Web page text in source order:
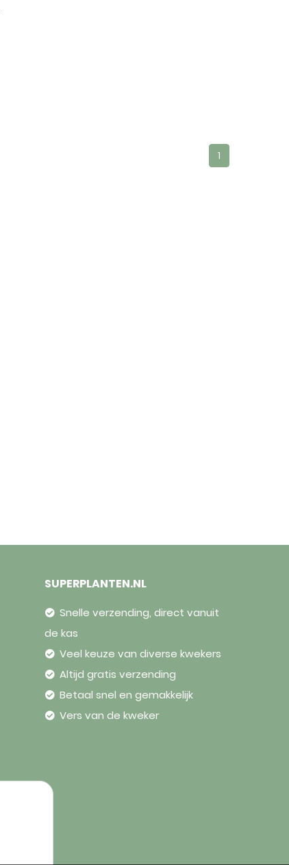
1
SUPERPLANTEN.NL
Snelle verzending, direct vanuit
de kas
Veel keuze van diverse kwekers
Altijd gratis verzending
Betaal snel en gemakkelijk
Vers van de kweker